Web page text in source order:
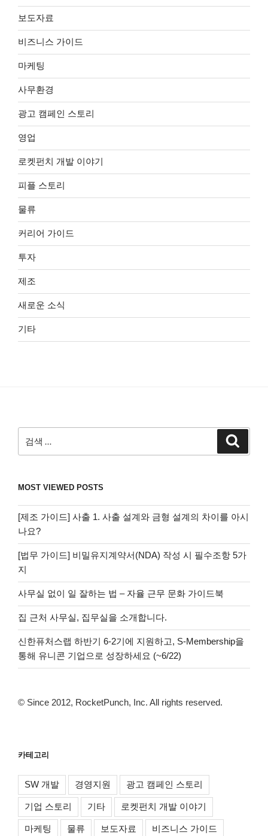
보도자료
비즈니스 가이드
마케팅
사무환경
광고 캠페인 스토리
영업
로켓펀치 개발 이야기
피플 스토리
물류
커리어 가이드
투자
제조
새로운 소식
기타
색:
MOST VIEWED POSTS
[제조 가이드] 사출 1. 사출 설계와 금형 설계의 차이를 아시
나요?
[법무 가이드] 비밀유지계약서(NDA) 작성 시 필수조항 5가
지
사무실 없이 일 잘하는 법 – 자율 근무 문화 가이드북
집 근처 사무실, 집무실을 소개합니다.
신한퓨처스랩 하반기 6-2기에 지원하고, S-Membership을
통해 유니콘 기업으로 성장하세요 (~6/22)
© Since 2012, RocketPunch, Inc. All rights reserved.
카테고리
SW 개발 경영지원 광고 캠페인 스토리
기업 스토리 기타 로켓펀치 개발 이야기
마케팅 물류 보도자료 비즈니스 가이드